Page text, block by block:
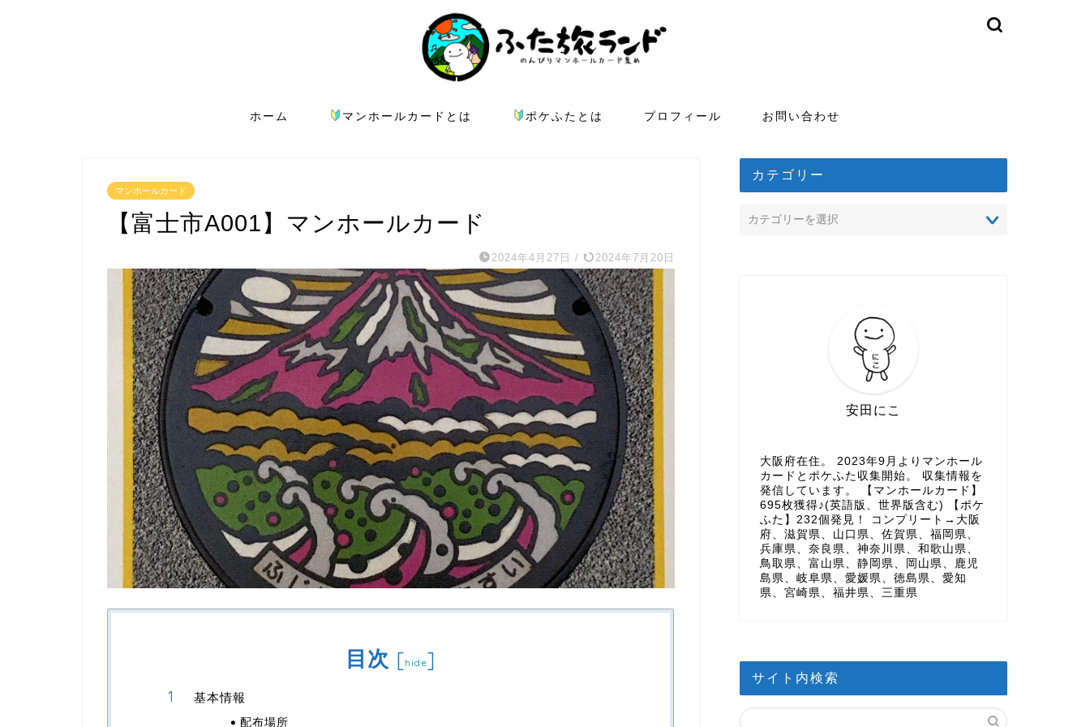
ホーム マンホールカードとは ポケふたとは プロフィール お問い合わせ
マンホールカード
【富士市A001】マンホールカード
2024年4月27日 / 2024年7月20日
目次 [hide]
基本情報
配布場所
カテゴリー
安田にこ
大阪府在住。 2023年9月よりマンホール
カードとポケふた収集開始。 収集情報を
発信しています。 【マンホールカード】
695枚獲得♪(英語版、世界版含む) 【ポケ
ふた】232個発見！ コンプリート→大阪
府、滋賀県、山口県、佐賀県、福岡県、
兵庫県、奈良県、神奈川県、和歌山県、
鳥取県、富山県、静岡県、岡山県、鹿児
島県、岐阜県、愛媛県、徳島県、愛知
県、宮崎県、福井県、三重県
サイト内検索